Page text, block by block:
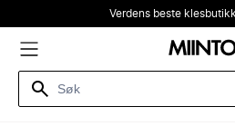
Verdens beste